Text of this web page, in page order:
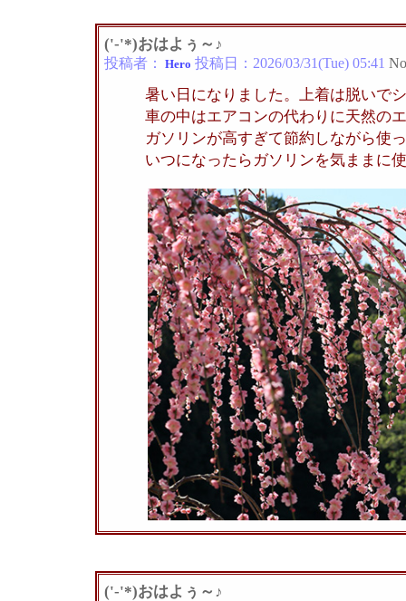
('-'*)おはよぅ～♪
投稿者： Hero 投稿日： 2026/03/31(Tue) 05:41
暑い日になりました。上着は脱いで
車の中はエアコンの代わりに天然の
ガソリンが高すぎて節約しながら使
いつになったらガソリンを気ままに
('-'*)おはよぅ～♪